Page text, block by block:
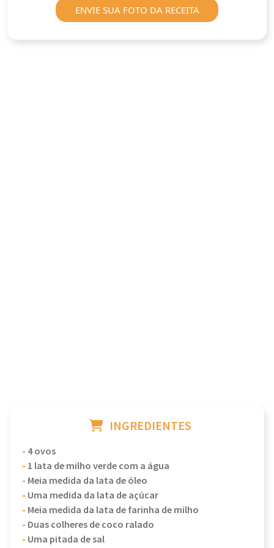
ENVIE SUA FOTO DA RECEITA
INGREDIENTES
- 4 ovos
- 1 lata de milho verde com a água
- Meia medida da lata de óleo
- Uma medida da lata de açúcar
- Meia medida da lata de farinha de milho
- Duas colheres de coco ralado
- Uma pitada de sal